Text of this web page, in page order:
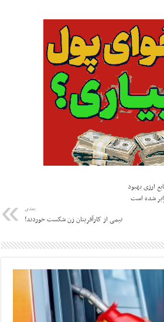
ارزی بهبود
شده است
بعدی
نیمی از کارآفرینان زن شکست خوردند!